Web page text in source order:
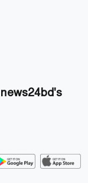
news24bd's